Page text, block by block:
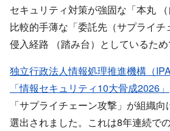
セキュリティ対策が​強固な​「本丸 ​（
比較的手薄な​「委託先​（サプライ
侵入経路 ​（踏み台）と​している​ため
独立行政法人情報処理推進機構​（
「情報セキュリティ10大骨成2026」
「サプライチェーン攻撃」が​組織
選出されました。​これは​8年連続での​